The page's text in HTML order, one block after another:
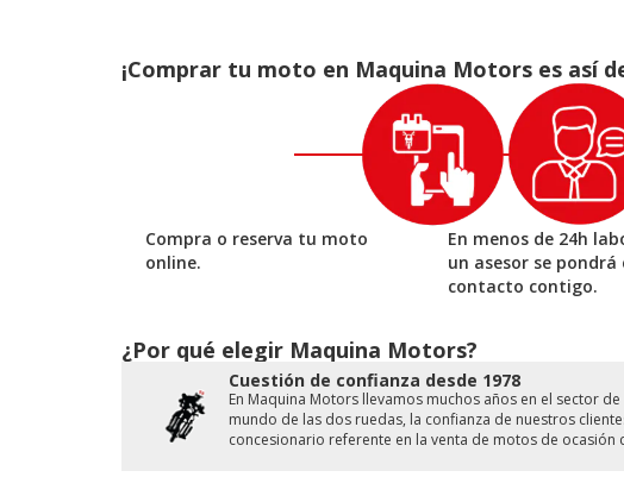
¡Comprar tu moto en Maquina Motors es así
Compra o reserva tu moto
online.
En menos de 24h
un asesor se pondrá
contacto contigo.
¿Por qué elegir Maquina Motors?
Cuestión de conﬁanza desde 1978
En Maquina Motors llevamos muchos años en el sector
mundo de las dos ruedas, la conﬁanza de nuestros
concesionario referente en la venta de motos de ocasión